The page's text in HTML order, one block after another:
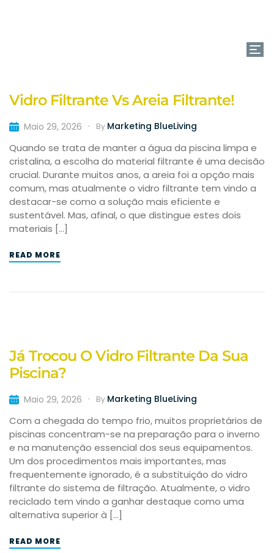
Vidro Filtrante Vs Areia Filtrante!
Maio 29, 2026 By Marketing BlueLiving
Quando se trata de manter a água da piscina limpa e
cristalina, a escolha do material filtrante é uma decisão
crucial. Durante muitos anos, a areia foi a opção mais
comum, mas atualmente o vidro filtrante tem vindo a
destacar-se como a solução mais eficiente e
sustentável. Mas, afinal, o que distingue estes dois
materiais […]
READ MORE
Já Trocou O Vidro Filtrante Da Sua
Piscina?
Maio 29, 2026 By Marketing BlueLiving
Com a chegada do tempo frio, muitos proprietários de
piscinas concentram-se na preparação para o inverno
e na manutenção essencial dos seus equipamentos.
Um dos procedimentos mais importantes, mas
frequentemente ignorado, é a substituição do vidro
filtrante do sistema de filtração. Atualmente, o vidro
reciclado tem vindo a ganhar destaque como uma
alternativa superior à […]
READ MORE